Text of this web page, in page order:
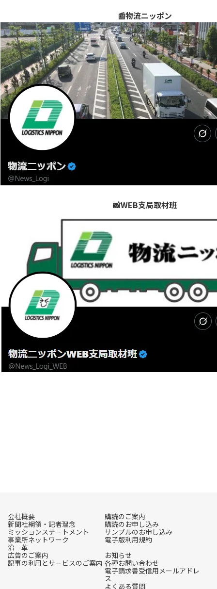
📰物流ニッポン
📸WEB支局取材班
会社概要
新聞社綱領・記者理念
ミッションステートメント
事業所ネットワーク
沿 革
購読のご案内
購読のお申し込み
サンプルのお申し込み
電子版利用規約
広告のご案内
記事の利用とサービスのご案内
お知らせ
各種お問い合わせ
電子請求書受信用メールアドレ
ス
よくある質問